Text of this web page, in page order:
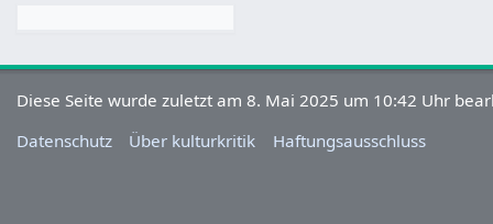
Diese Seite wurde zuletzt am 8. Mai 2025 um 10:42 Uhr
Datenschutz
Über kulturkritik Haftungsausschluss